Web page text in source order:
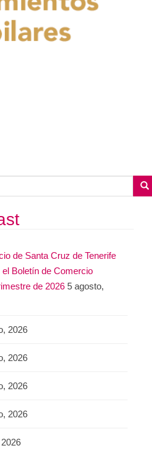
de Santa Cruz de Tenerife
Boletín de Comercio
de 2026 5 agosto,
2026
2026
2026
2026